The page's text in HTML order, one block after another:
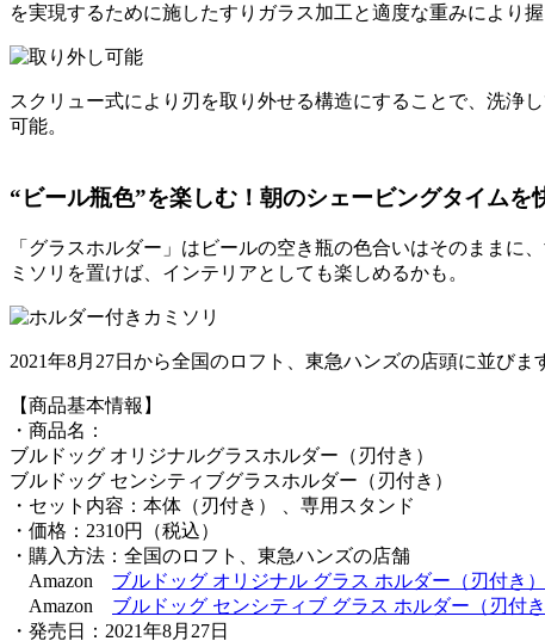
を実現するために施したすりガラス加工と適度な重みにより
スクリュー式により刃を取り外せる構造にすることで、洗浄
可能。
“ビール瓶色”を楽しむ！朝のシェービングタイムを
「グラスホルダー」はビールの空き瓶の色合いはそのままに
ミソリを置けば、インテリアとしても楽しめるかも。
2021年8月27日から全国のロフト、東急ハンズの店頭に並び
【商品基本情報】
・商品名：
ブルドッグ オリジナルグラスホルダー（刃付き）
ブルドッグ センシティブグラスホルダー（刃付き）
・セット内容：本体（刃付き） 、専用スタンド
・価格：2310円（税込）
・購入方法：全国のロフト、東急ハンズの店舗
Amazon ブルドッグ オリジナル グラス ホルダー（刃付き
Amazon ブルドッグ センシティブ グラス ホルダー（刃付
・発売日：2021年8月27日